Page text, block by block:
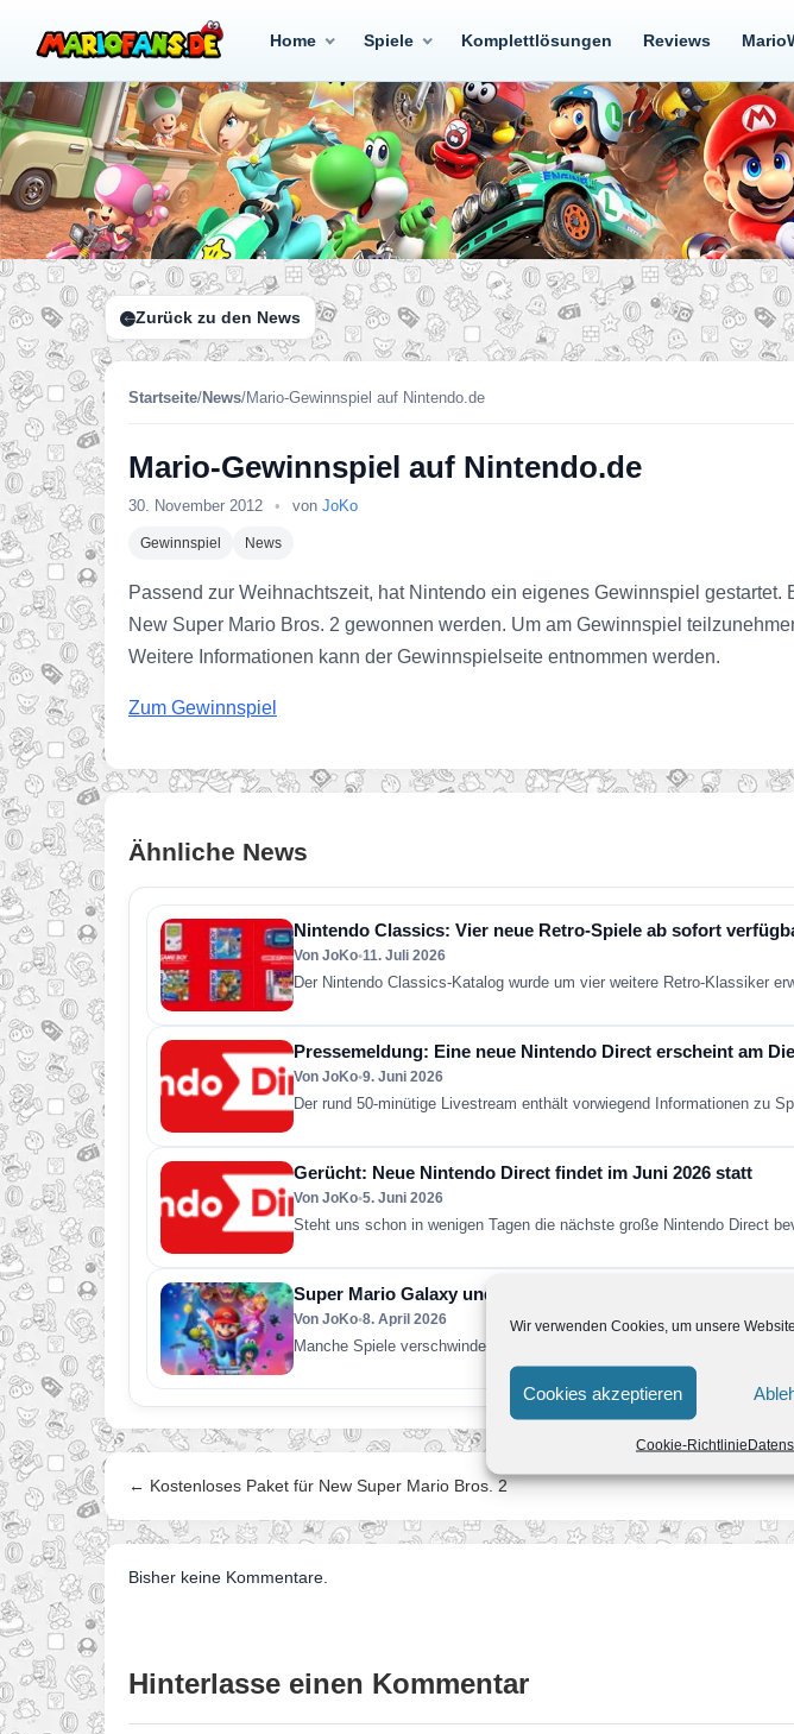
Wir verwenden Cookies, um unsere
Cookies akzeptieren
Cookie-Richtlinie
Home Spiele Komplettlösungen Reviews
Zurück zu den News
Startseite/News/Mario-Gewinnspiel auf Nintendo.de
Mario-Gewinnspiel auf Nintendo.de
30. November 2012 • von JoKo
Gewinnspiel News
Passend zur Weihnachtszeit, hat Nintendo ein eigenes Gewinnspiel
New Super Mario Bros. 2 gewonnen werden. Um am Gewinnspiel
Weitere Informationen kann der Gewinnspielseite entnommen werden.
Zum Gewinnspiel
Ähnliche News
Nintendo Classics: Vier neue Retro-Spiele ab sofort
Von JoKo•11. Juli 2026
Der Nintendo Classics-Katalog wurde um vier weitere Retro-Klassiker
Pressemeldung: Eine neue Nintendo Direct erscheint am
Von JoKo•9. Juni 2026
Der rund 50-minütige Livestream enthält vorwiegend Informationen zu
Gerücht: Neue Nintendo Direct findet im Juni 2026 statt
Von JoKo•5. Juni 2026
Steht uns schon in wenigen Tagen die nächste große Nintendo Direct
Super Mario Galaxy und was Fans in den nächsten Jahren
Von JoKo•8. April 2026
Manche Spiele verschwinden nach ein paar Jahren aus dem
← Kostenloses Paket für New Super Mario Bros. 2
Bisher keine Kommentare.
Hinterlasse einen Kommentar